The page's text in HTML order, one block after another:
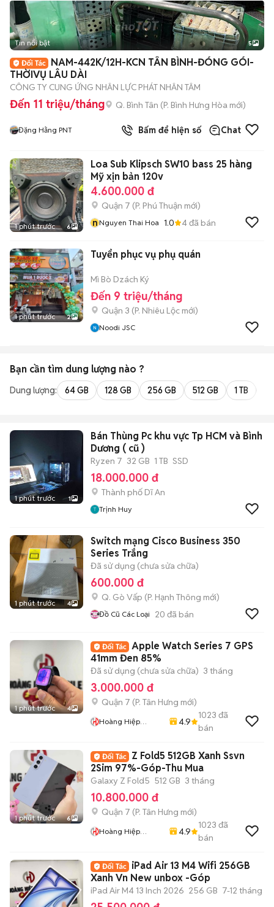
Tin nổi bật 5
NAM-442K/12H-KCN TÂN BÌNH-ĐÓNG GÓI-
THỜIVỤ LÂU DÀI
CÔNG TY CUNG ỨNG NHÂN LỰC PHÁT NHÂN TÂM
Đến 11 triệu/tháng Q. Bình Tân (P. Bình Hưng Hòa mới)
Đặng Hằng PNT Bấm để hiện số Chat
1 phút trước 6
Loa Sub Klipsch SW10 bass 25 hàng
Mỹ xịn bản 120v
4.600.000 đ
Quận 7 (P. Phú Thuận mới)
nNguyen Thai Hoa 1.0 4đã bán
1 phút trước 2
Tuyển phục vụ phụ quán
Mì Bò Dzách Ký
Đến 9 triệu/tháng
Quận 3 (P. Nhiêu Lộc mới)
Noodi JSC
Bạn cần tìm dung lượng nào ?
Dung lượng: 64 GB 128 GB 256 GB 512 GB 1 TB
1 phút trước 1
Bán Thùng Pc khu vực Tp HCM và Bình
Dương ( cũ )
Ryzen 7 32 GB 1 TB SSD
18.000.000 đ
Thành phố Dĩ An
Trịnh Huy
1 phút trước 4
Switch mạng Cisco Business 350
Series Trắng
Đã sử dụng (chưa sửa chữa)
600.000 đ
Q. Gò Vấp (P. Hạnh Thông mới)
Đồ Cũ Các Loại 20 đã bán
1 phút trước 4
Apple Watch Series 7 GPS
41mm Đen 85%
Đã sử dụng (chưa sửa chữa) 3 tháng
3.000.000 đ
Quận 7 (P. Tân Hưng mới)
Hoàng Hiệp
4.9
1023 đã
bán
1 phút trước 6
Z Fold5 512GB Xanh Ssvn
2Sim 97%-Góp-Thu Mua
Galaxy Z Fold5 512 GB 3 tháng
10.800.000 đ
Quận 7 (P. Tân Hưng mới)
Hoàng Hiệp
4.9
1023 đã
bán
iPad Air 13 M4 Wifi 256GB
Xanh Vn New unbox -Góp
iPad Air M4 13 Inch 2026 256 GB 7-12 tháng